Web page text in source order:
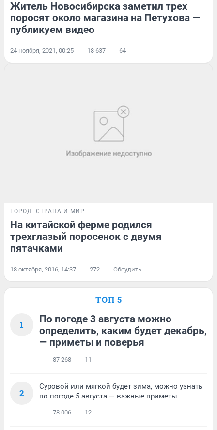
Житель Новосибирска заметил трех
поросят около магазина на Петухова —
публикуем видео
24 ноября, 2021, 00:25 18 637 64
ГОРОД СТРАНА И МИР
На китайской ферме родился
трехглазый поросенок с двумя
пятачками
18 октября, 2016, 14:37 272 Обсудить
ТОП 5
1
По погоде 3 августа можно
определить, каким будет декабрь,
— приметы и поверья
87 268 11
2
Суровой или мягкой будет зима, можно узнать
по погоде 5 августа — важные приметы
78 006 12